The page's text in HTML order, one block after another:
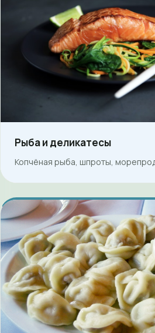
Рыба и деликатесы
Копчёная рыба, шпроты,